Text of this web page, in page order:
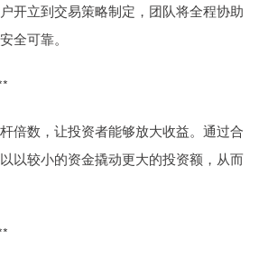
开立到交易策略制定，团队将全程协助
全可靠。
倍数，让投资者能够放大收益。通过合
以较小的资金撬动更大的投资额，从而